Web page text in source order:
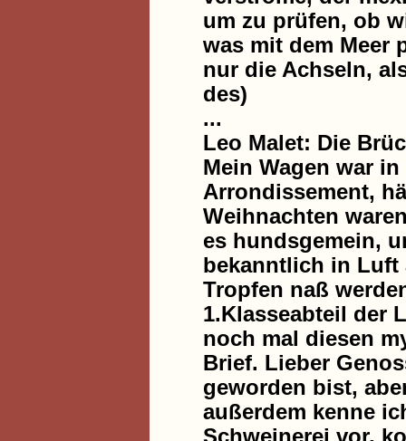
um zu prüfen, ob
was mit dem Meer
nur die Achseln,
des)
...
Leo Malet: Die
Mein Wagen war
Arrondissement,
Weihnachten
es hundsgemein,
bekanntlich in Luft
Tropfen naß
1.Klasseabteil der
noch mal diesen
Brief. Lieber
geworden bist,
außerdem kenne